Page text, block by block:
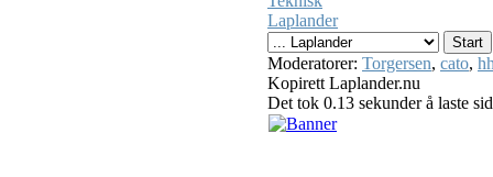
Laplander
Moderatorer: Torgersen, cato,
Kopirett Laplander.nu
Det tok 0.13 sekunder å laste